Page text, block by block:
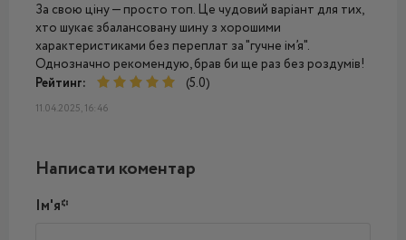
За свою ціну — просто топ. Це чудовий варіант для тих,
хто шукає збалансовану шину з хорошими
характеристиками без переплат за "гучне ім’я".
Однозначно рекомендую, брав би ще раз без роздумів!
Рейтинг:
(5.0)
11.04.2025, 16:46
Написати коментар
Ім'я*